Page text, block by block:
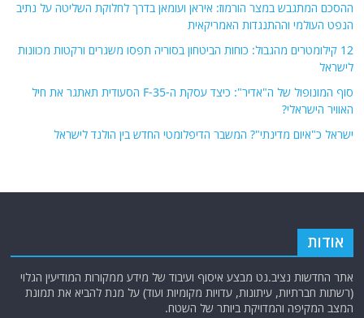
ההסכם המתגבש במצר הורמוז: איראן ועומאן בדרך לחלוקת השליטה על נתיב
הנפט העולמי וההתנגדות האמריקאית
12 קילומטרים מהגבול: כוחות הביטחון בסוריה תפסו משגרים ורקטות מכוונות
לישראל
סוף המונופול של ה"אדיר": כיצד עסקת ה-F-35 הסעודית תאתגר את חיל
האוויר הישראלי?
ישראל כ"איום מדינתי"? המשבר הדיפלומטי החדש בין הולנד לישראל
אודות
אתר החדשות נציב.נט מבצע איסוף ועיבוד של מידע ממקורות המודיעין הגלוי
(רשתות חברתיות, עיתונות, עדויות מקומיות ועוד) על מנת להביא את תמונת
המצב המקיפה והמדויקת ביותר של השטח.